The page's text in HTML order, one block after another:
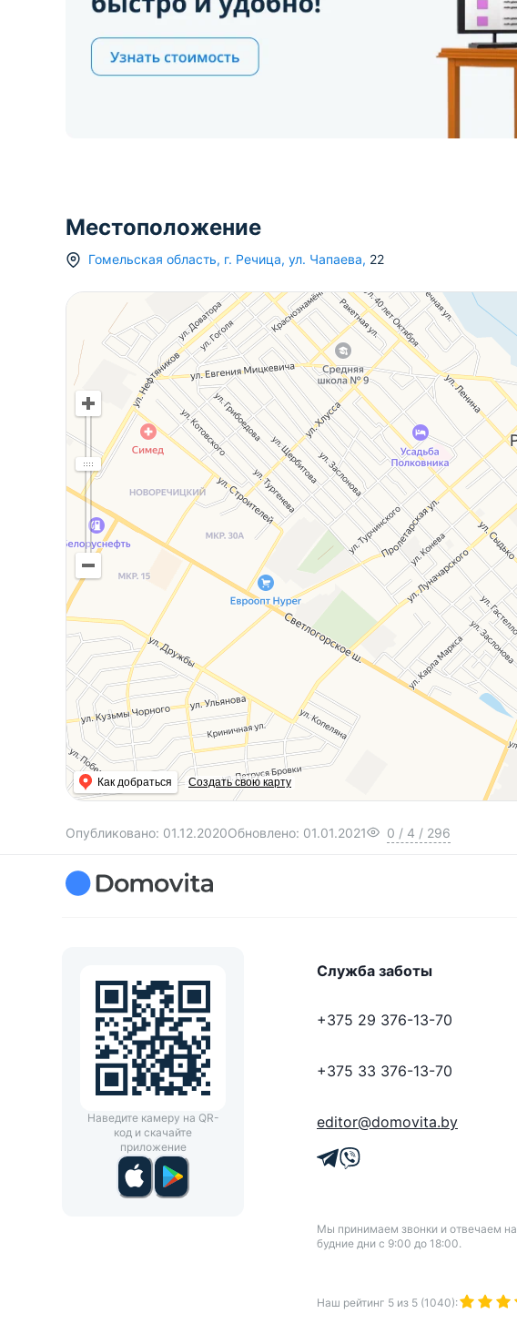
Местоположение
Гомельская область, г. Речица, ул. Чапаева, 22
Как добраться Создать свою карту
Опубликовано: 01.12.2020Обновлено: 01.01.2021 0 / 4 / 296
Наведите камеру на QR-
код и скачайте
приложение
Служба заботы
+375 29 376-13-70
+375 33 376-13-70
editor@domovita.by
Мы принимаем звонки и отвечаем
будние дни с 9:00 до 18:00.
Наш рейтинг 5 из 5 (1040):